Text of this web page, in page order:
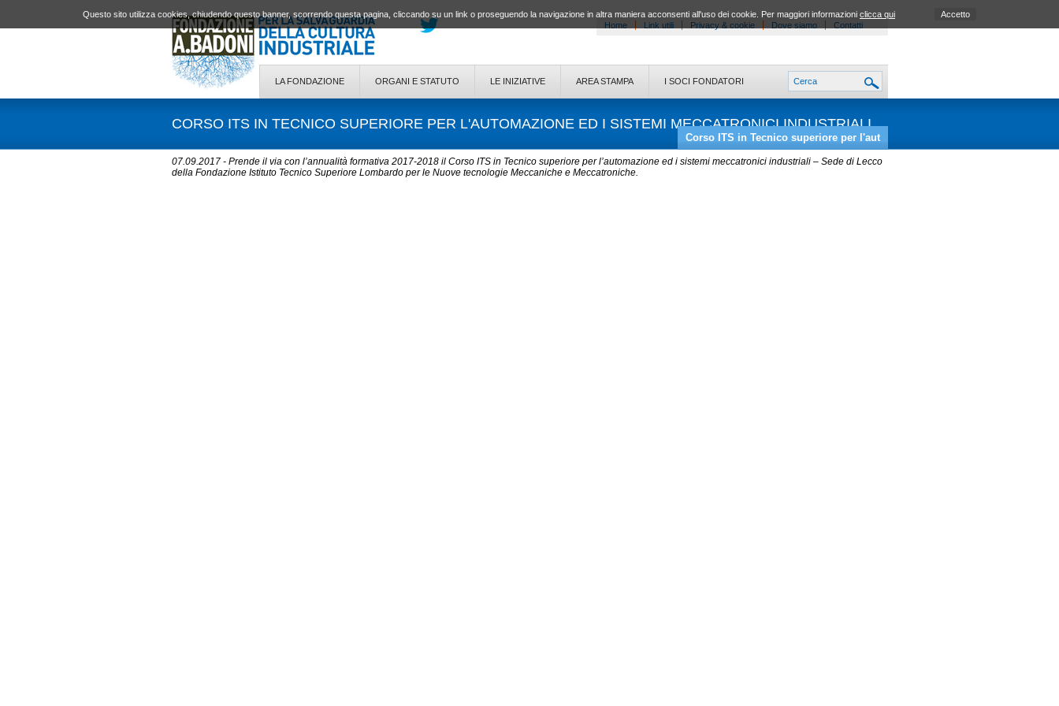
Home Link utili Privacy & cookie Dove siamo Contatti
LA FONDAZIONE ORGANI E STATUTO LE INIZIATIVE AREA STAMPA I SOCI FONDATORI
CORSO ITS IN TECNICO SUPERIORE PER L'AUTOMAZIONE ED I SISTEMI MECCATRONICI INDUSTRIALI
07.09.2017 - Prende il via con l’annualità formativa 2017-2018 il Corso ITS in Tecnico superiore per l’automazione ed i sistemi meccatronici industriali – Sede di Lecco
della Fondazione Istituto Tecnico Superiore Lombardo per le Nuove tecnologie Meccaniche e Meccatroniche.
Corso ITS in Tecnico superiore per l'aut
Questo sito utilizza cookies, chiudendo questo banner, scorrendo questa pagina, cliccando su un link o proseguendo la navigazione in altra maniera acconsenti all'uso dei cookie. Per maggiori informazioni clicca qui Accetto